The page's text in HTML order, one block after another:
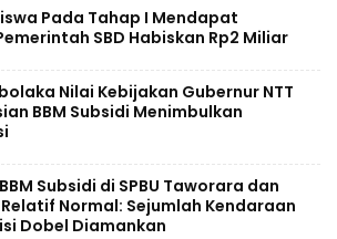
Pada Tahap I Mendapat
SBD Habiskan Rp2 Miliar
Nilai Kebijakan Gubernur NTT
BBM Subsidi Menimbulkan
Subsidi di SPBU Taworara dan
Normal: Sejumlah Kendaraan
Dobel Diamankan